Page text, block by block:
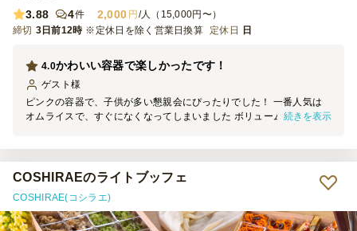
3.88
4件 2,000 円 /人（15,000円〜）
締切 3日前12時 ※定休日を除く営業日換算 定休日 日
かわいい容器で楽しかったです！
4.0
ゲスト 様
ピンクの容器で、子供が多い懇親会にぴったりでした！ 一番人気は
オムライスで、すぐになくなってしまいました ボリュームもあり、
続きを表示
COSHIRAEのライトブッフェ
COSHIRAE(コシラエ)